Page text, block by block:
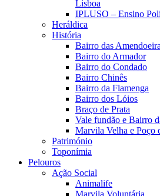
Lisboa
IPLUSO – Ensino
Heráldica
História
Bairro das
Bairro do Armador
Bairro do Condado
Bairro Chinês
Bairro da Flamenga
Bairro dos Lóios
Braço de Prata
Vale fundão e Bairro
Marvila Velha e Poço
Património
Toponímia
Pelouros
Ação Social
Animalife
Marvila Voluntária